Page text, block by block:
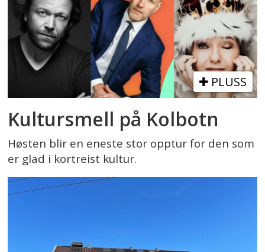
PLUSS
Kultursmell på Kolbotn
Høsten blir en eneste stor opptur for den som
er glad i kortreist kultur.